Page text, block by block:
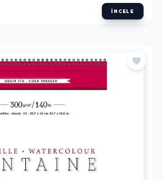
İNCELE